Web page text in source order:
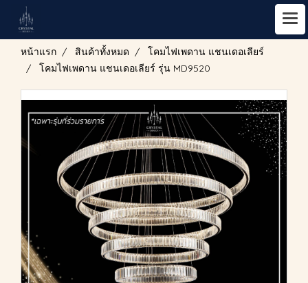
หน้าแรก สินค้าทั้งหมด
โคมไฟเพดาน แชนเดอเลียร์
โคมไฟเพดาน แชนเดอเลียร์ รุ่น MD9520